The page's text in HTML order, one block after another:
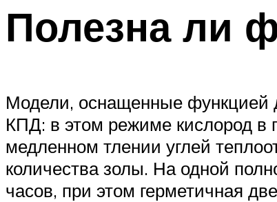
Полезна ли
Модели, оснащенные функцией
КПД: в этом режиме кислород в
медленном тлении углей
количества золы. На одной
часов, при этом герметичная